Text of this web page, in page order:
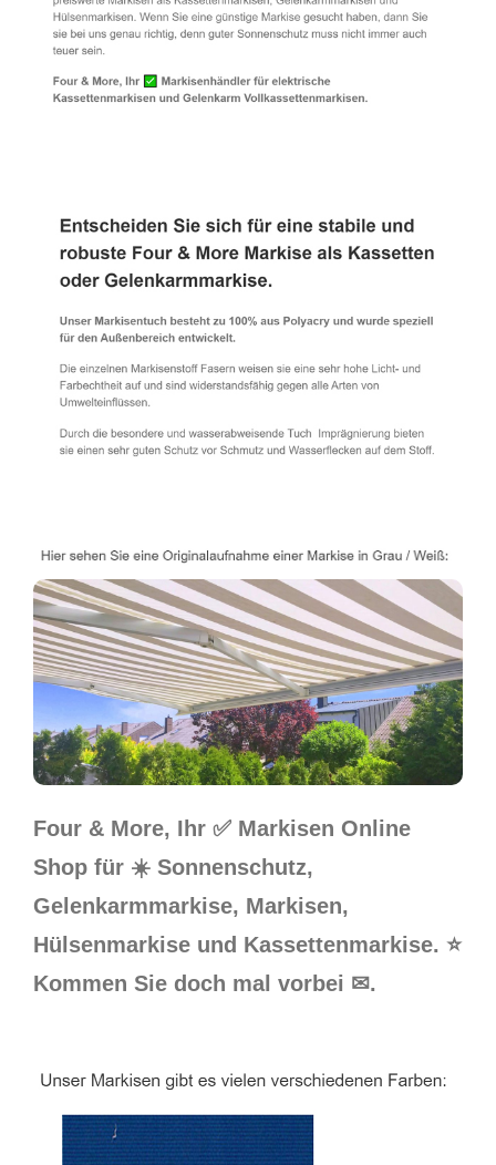
Four & More, Ihr ✅ Markisen Online
Shop für ☀️ Sonnenschutz,
Gelenkarmmarkise, Markisen,
Hülsenmarkise und Kassettenmarkise. ⭐
Kommen Sie doch mal vorbei ✉.